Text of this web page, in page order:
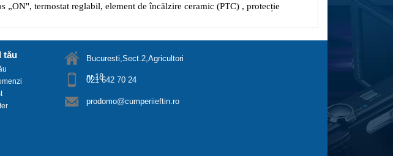
termostat reglabil, element de încălzire ceramic (PTC) , protecție
tău
Bucuresti,Sect.2,Agricultori
nr.18
021 642 70 24
prodomo@cumperiieftin.ro